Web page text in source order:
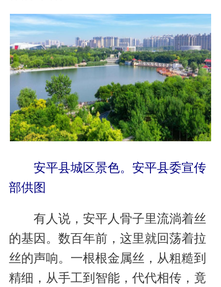
安平县城区景色。安平县委宣传
部供图
有人说，安平人骨子里流淌着丝
的基因。数百年前，这里就回荡着拉
丝的声响。一根根金属丝，从粗糙到
精细，从手工到智能，代代相传，竟